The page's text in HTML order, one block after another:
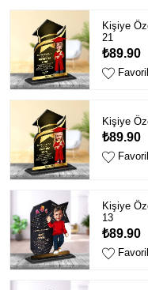
Kişiye
21
₺89.90
Kişiye
₺89.90
Kişiye
13
₺89.90